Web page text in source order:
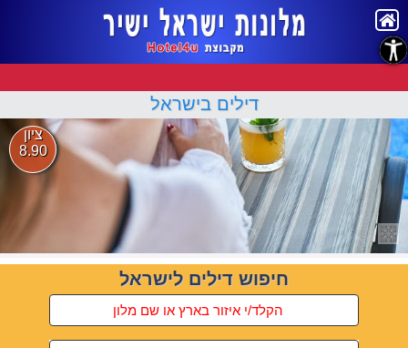
דילים בישראל
ציון
8.90
חיפוש דילים לישראל
נגישות